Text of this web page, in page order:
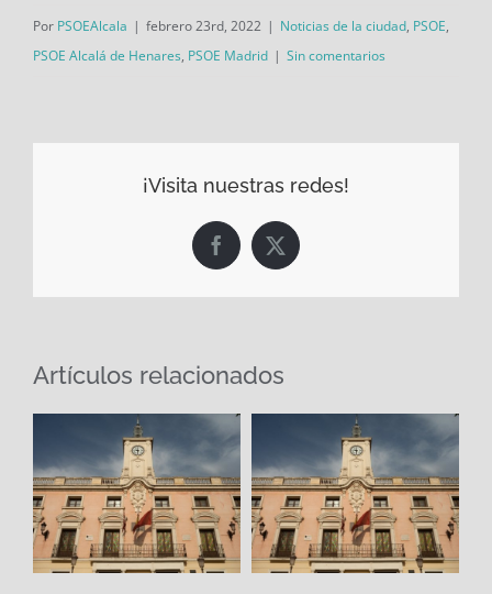
Por PSOEAlcala | febrero 23rd, 2022 | Noticias de la ciudad, PSOE,
PSOE Alcalá de Henares, PSOE Madrid | Sin comentarios
¡Visita nuestras redes!
Facebook
X
Artículos relacionados